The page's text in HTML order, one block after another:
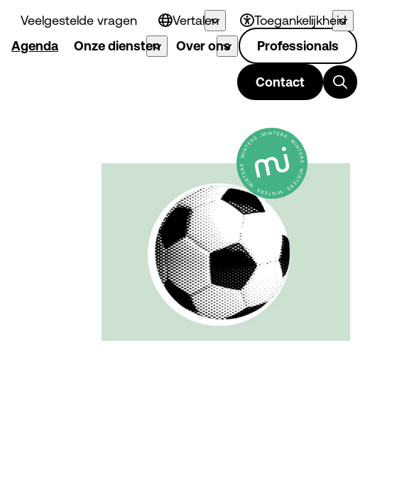
Veelgestelde vragen Vertalen
Toegankelijkheid
Agenda Onze diensten Over ons Professionals
Contact